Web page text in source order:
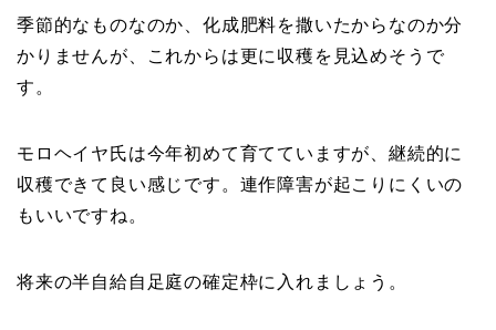
季節的なものなのか、化成肥料を撒いたからなのか分
かりませんが、これからは更に収穫を見込めそうで
す。
モロヘイヤ氏は今年初めて育てていますが、継続的に
収穫できて良い感じです。連作障害が起こりにくいの
もいいですね。
将来の半自給自足庭の確定枠に入れましょう。